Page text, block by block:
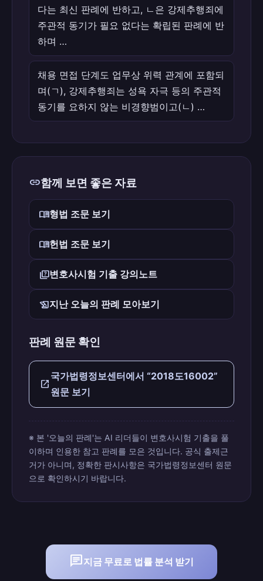
다는 최신 판례에 반하고, ㄴ은 강제추행죄에
주관적 동기가 필요 없다는 확립된 판례에 반
하며 …
채용 면접 단계도 업무상 위력 관계에 포함되
며(ㄱ), 강제추행죄는 성욕 자극 등의 주관적
동기를 요하지 않는 비경향범이고(ㄴ) …
link함께 보면 좋은 자료
menu_book형법 조문 보기
menu_book헌법 조문 보기
quiz변호사시험 기출 강의노트
history_edu지난 오늘의 판례 모아보기
판례 원문 확인
open_in_new
국가법령정보센터에서 “2018도16002”
원문 보기
※ 본 '오늘의 판례'는 AI 리더들이 변호사시험 기출을 풀
이하며 인용한 참고 판례를 모은 것입니다. 공식 출제근
거가 아니며, 정확한 판시사항은 국가법령정보센터 원문
으로 확인하시기 바랍니다.
chat지금 무료로 법률 분석 받기